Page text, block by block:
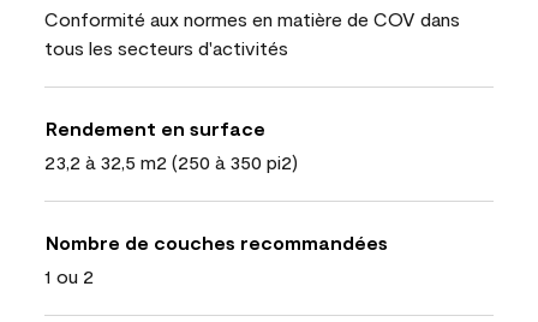
Conformité aux normes en matière de COV dans
tous les secteurs d'activités
Rendement en surface
23,2 à 32,5 m2 (250 à 350 pi2)
Nombre de couches recommandées
1 ou 2